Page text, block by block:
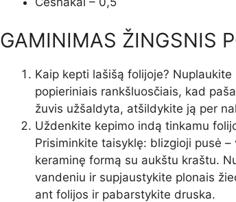
GAMINIMAS ŽINGSNIS
Kaip kepti lašišą folijoje?
popieriniais rankšluosčiais, kad
žuvis užšaldyta, atšildykite ją per
Uždenkite kepimo indą tinkamu
Prisiminkite taisyklę: blizgioji pusė
keraminę formą su aukštu kraštu.
vandeniu ir supjaustykite plonais
ant folijos ir pabarstykite druska.